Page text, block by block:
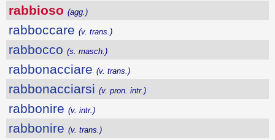
rabbioso (agg.)
rabboccare (v. trans.)
rabbocco (s. masch.)
rabbonacciare (v. trans.)
rabbonacciarsi (v. pron. intr.)
rabbonire (v. intr.)
rabbonire (v. trans.)